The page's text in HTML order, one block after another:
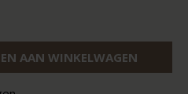
AAN WINKELWAGEN